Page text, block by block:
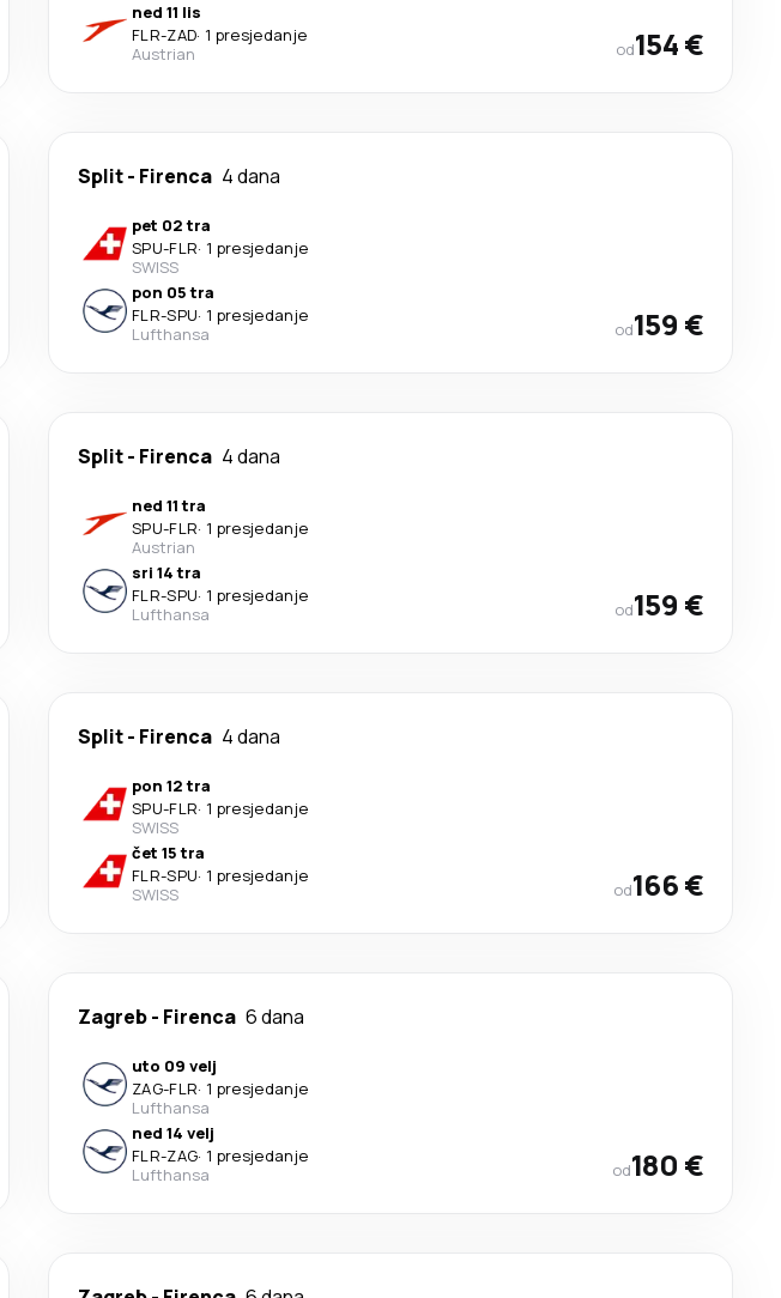
ned 11 lis
FLR-ZAD· 1 presjedanje
Austrian
od154 €
Split- Firenca 4 dana
pet 02 tra
SPU-FLR· 1 presjedanje
SWISS
pon 05 tra
FLR-SPU· 1 presjedanje
Lufthansa
od159 €
Split- Firenca 4 dana
ned 11 tra
SPU-FLR· 1 presjedanje
Austrian
sri 14 tra
FLR-SPU· 1 presjedanje
Lufthansa
od159 €
Split- Firenca 4 dana
pon 12 tra
SPU-FLR· 1 presjedanje
SWISS
čet 15 tra
FLR-SPU· 1 presjedanje
SWISS
od166 €
Zagreb- Firenca 6 dana
uto 09 velj
ZAG-FLR· 1 presjedanje
Lufthansa
ned 14 velj
FLR-ZAG· 1 presjedanje
Lufthansa
od180 €